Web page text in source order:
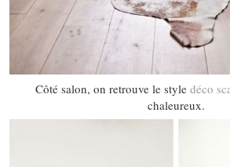
Côté salon, on retrouve le style déco
chaleureux.